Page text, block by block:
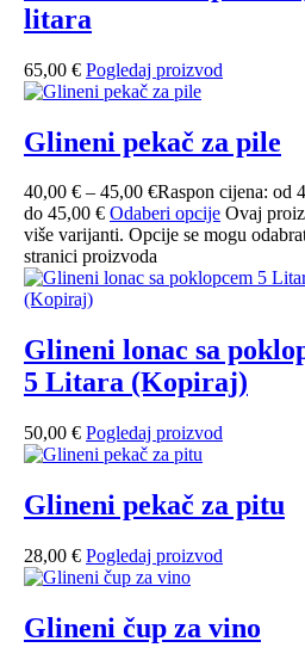
litara
65,00 € Pogledaj proizvod
Glineni pekač za pile
40,00 € – 45,00 €Raspon cijena: od
do 45,00 € Odaberi opcije Ovaj
više varijanti. Opcije se mogu
stranici proizvoda
Glineni lonac sa
5 Litara (Kopiraj)
50,00 € Pogledaj proizvod
Glineni pekač za pitu
28,00 € Pogledaj proizvod
Glineni čup za vino